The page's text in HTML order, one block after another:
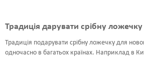
Традиція дарувати срібну ложечку
Традиція подарувати срібну ложечку для
одночасно в багатьох країнах. Наприклад в